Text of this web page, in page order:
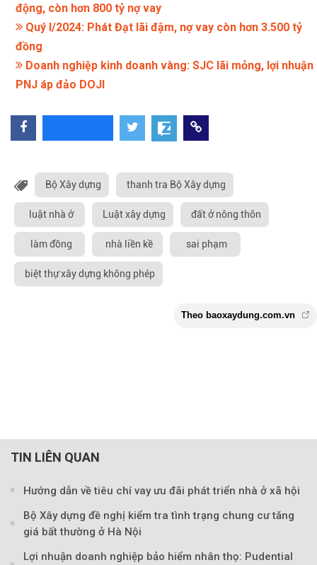
động, còn hơn 800 tỷ nợ vay
Quý I/2024: Phát Đạt lãi đậm, nợ vay còn hơn 3.500 tỷ
đồng
Doanh nghiệp kinh doanh vàng: SJC lãi mỏng, lợi nhuận
PNJ áp đảo DOJI
Bộ Xây dựng thanh tra Bộ Xây dựng
luật nhà ở Luật xây dựng đất ở nông thôn
làm đồng nhà liền kề sai phạm
biệt thự xây dựng không phép
TIN LIÊN QUAN
Hướng dẫn về tiêu chí vay ưu đãi phát triển nhà ở xã hội
Bộ Xây dựng đề nghị kiểm tra tình trạng chung cư tăng
giá bất thường ở Hà Nội
Lợi nhuận doanh nghiệp bảo hiểm nhân thọ: Pudential